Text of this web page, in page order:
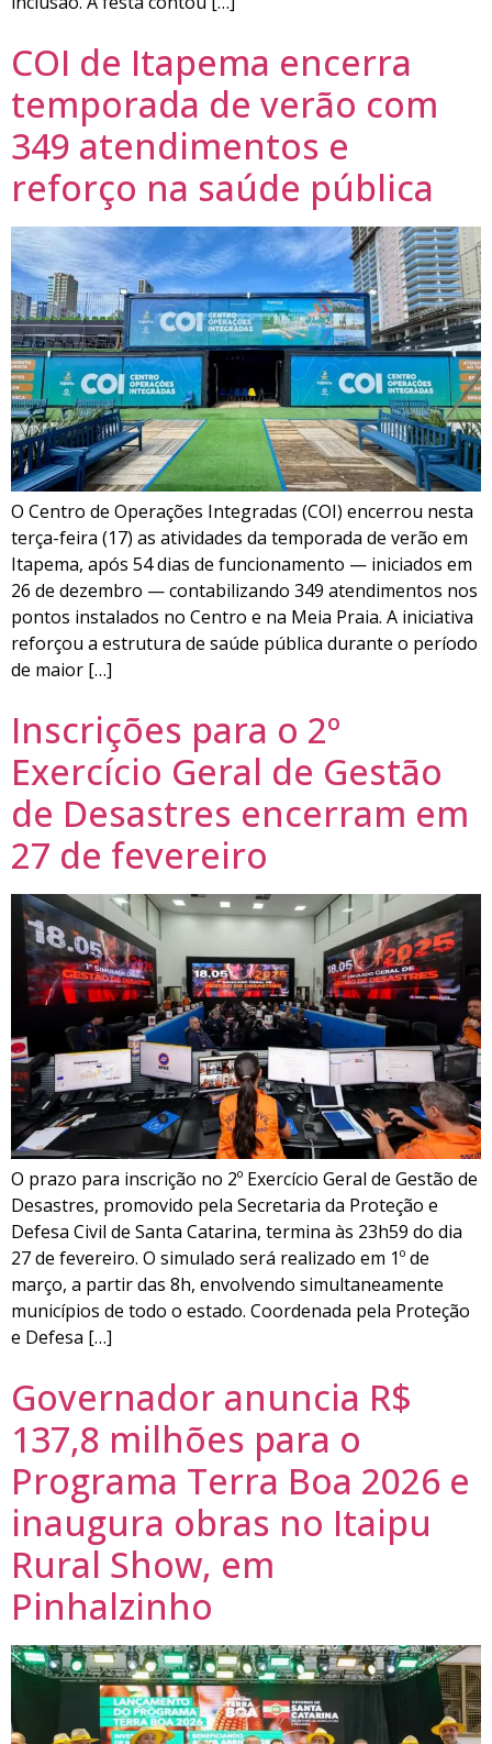
COI de Itapema encerra
temporada de verão com
349 atendimentos e
reforço na saúde pública
O Centro de Operações Integradas (COI) encerrou nesta
terça-feira (17) as atividades da temporada de verão em
Itapema, após 54 dias de funcionamento — iniciados em
26 de dezembro — contabilizando 349 atendimentos nos
pontos instalados no Centro e na Meia Praia. A iniciativa
reforçou a estrutura de saúde pública durante o período
de maior […]
Inscrições para o 2º
Exercício Geral de Gestão
de Desastres encerram em
27 de fevereiro
O prazo para inscrição no 2º Exercício Geral de Gestão de
Desastres, promovido pela Secretaria da Proteção e
Defesa Civil de Santa Catarina, termina às 23h59 do dia
27 de fevereiro. O simulado será realizado em 1º de
março, a partir das 8h, envolvendo simultaneamente
municípios de todo o estado. Coordenada pela Proteção
e Defesa […]
Governador anuncia R$
137,8 milhões para o
Programa Terra Boa 2026 e
inaugura obras no Itaipu
Rural Show, em
Pinhalzinho